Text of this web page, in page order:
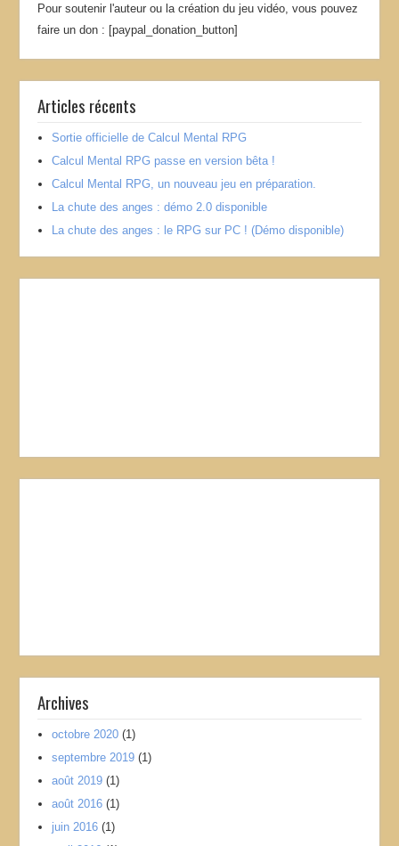
Pour soutenir l'auteur ou la création du jeu vidéo, vous pouvez
faire un don : [paypal_donation_button]
Articles récents
Sortie officielle de Calcul Mental RPG
Calcul Mental RPG passe en version bêta !
Calcul Mental RPG, un nouveau jeu en préparation.
La chute des anges : démo 2.0 disponible
La chute des anges : le RPG sur PC ! (Démo disponible)
Archives
octobre 2020 (1)
septembre 2019 (1)
août 2019 (1)
août 2016 (1)
juin 2016 (1)